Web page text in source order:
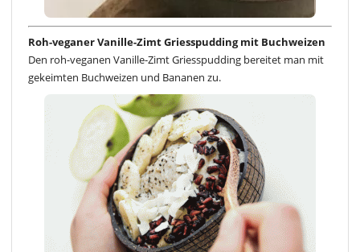
Roh-veganer Vanille-Zimt Griesspudding mit Buchweizen
Den roh-veganen Vanille-Zimt Griesspudding bereitet man mit
gekeimten Buchweizen und Bananen zu.